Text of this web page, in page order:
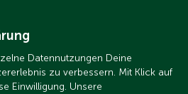
Datennutzungen Deine
zu verbessern. Mit Klick auf
Einwilligung. Unsere